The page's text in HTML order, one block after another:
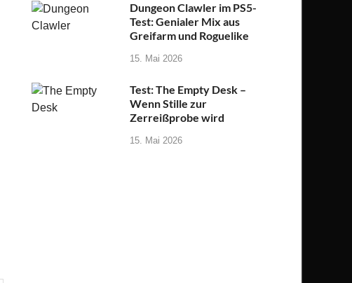
Dungeon Clawler im PS5-
Test: Genialer Mix aus
Greifarm und Roguelike
15. Mai 2026
Test: The Empty Desk –
Wenn Stille zur
Zerreißprobe wird
15. Mai 2026